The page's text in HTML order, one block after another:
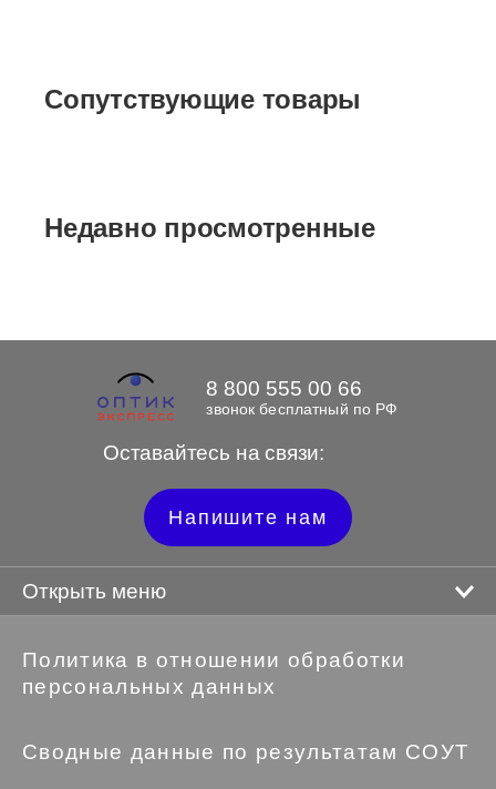
Сопутствующие товары
Недавно просмотренные
Оставайтесь на связи:
8 800 555 00 66
звонок бесплатный по РФ
Напишите нам
Открыть меню
Политика в отношении обработки
персональных данных
Сводные данные по результатам СОУТ